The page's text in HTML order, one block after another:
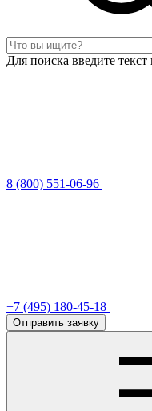
Для поиска введите
8 (800) 551-06-96
+7 (495) 180-45-18
Отправить заявку